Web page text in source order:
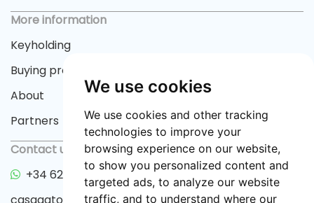
We use cookies
We use cookies and other tracking
technologies to improve your
browsing experience on our website,
to show you personalized content and
targeted ads, to analyze our website
traffic, and to understand where our
More information
Keyholding
Buying process
About
Partners
Contact us
+34 622 33 55 82
casagator@gmail.com